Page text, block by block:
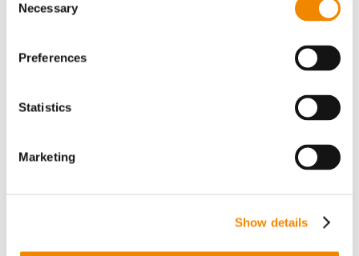
Selection
Necessary
Preferences
Statistics
Marketing
Show details
„Besucher hier am Stand interessieren sich sehr
Insbesondere das extrem breite Einsatzspektrum,
die neuen Schneckengeometrien und das
Vertriebsleiterin Dana Pulvino den zweiten
Philip Nising, CEO der Buss AG, fasste die
neuen Compoundierergeneration. Kunden,